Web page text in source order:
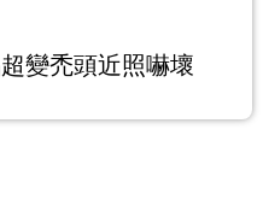
變禿頭近照嚇壞